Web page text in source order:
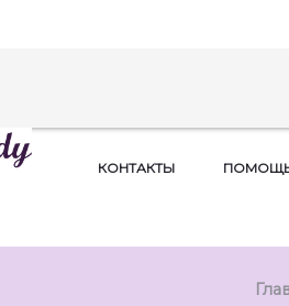
КОНТАКТЫ